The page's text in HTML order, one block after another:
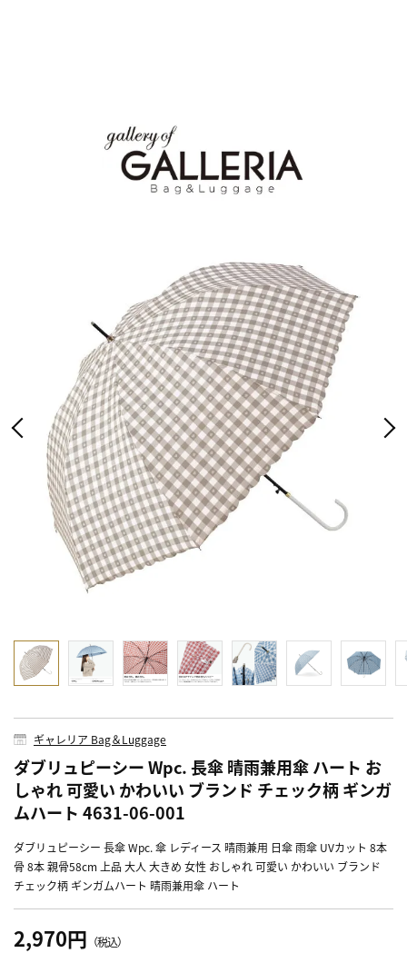
ギャレリア Bag＆Luggage
ダブリュピーシー Wpc. 長傘 晴雨兼用傘 ハート お
しゃれ 可愛い かわいい ブランド チェック柄 ギンガ
ムハート 4631-06-001
ダブリュピーシー 長傘 Wpc. 傘 レディース 晴雨兼用 日傘 雨傘 UVカット 8本
骨 8本 親骨58cm 上品 大人 大きめ 女性 おしゃれ 可愛い かわいい ブランド
チェック柄 ギンガムハート 晴雨兼用傘 ハート
2,970円 （税込）